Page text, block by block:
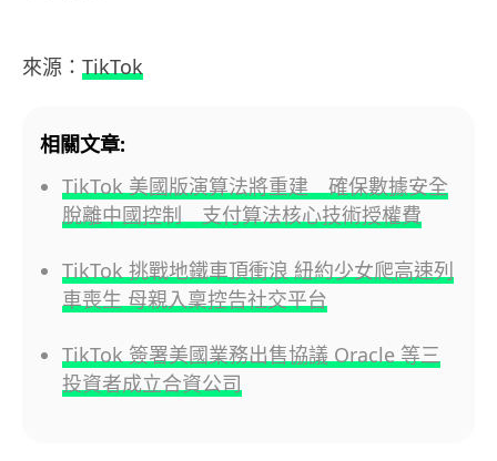
來源： TikTok
相關文章:
TikTok 美國版演算法將重建 確保數據安全
脫離中國控制 支付算法核心技術授權費
TikTok 挑戰地鐵車頂衝浪 紐約少女爬高速列
車喪生 母親入稟控告社交平台
TikTok 簽署美國業務出售協議 Oracle 等三
投資者成立合資公司